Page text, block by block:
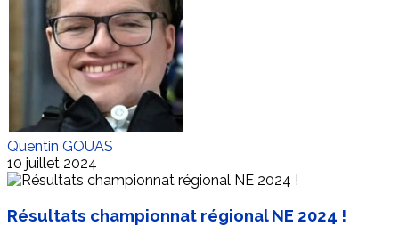
Quentin GOUAS
10 juillet 2024
Résultats championnat régional NE 2024 !